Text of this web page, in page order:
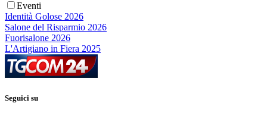
Eventi
Identità Golose 2026
Salone del Risparmio 2026
Fuorisalone 2026
L'Artigiano in Fiera 2025
Seguici su